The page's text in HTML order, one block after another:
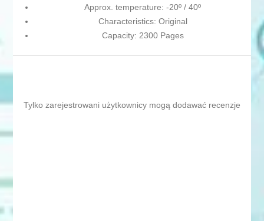
Approx. temperature: -20º / 40º
Characteristics: Original
Capacity: 2300 Pages
Tylko zarejestrowani użytkownicy mogą dodawać recenzje